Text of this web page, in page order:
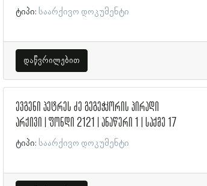
ტიპი: საარქივო დოკუმენტი
დაწვრილებით
ევგენი პეტრეს ძე გეგეჭკორის პირადი
არქივი | ფონდი 2121 | ანაწერი 1 | საქმე 17
ტიპი: საარქივო დოკუმენტი